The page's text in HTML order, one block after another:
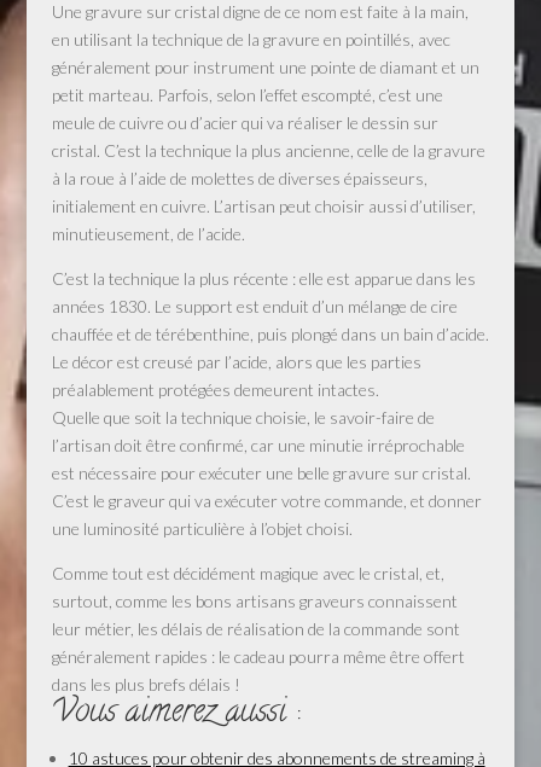
Une gravure sur cristal digne de ce nom est faite à la main,
en utilisant la technique de la gravure en pointillés, avec
généralement pour instrument une pointe de diamant et un
petit marteau. Parfois, selon l’effet escompté, c’est une
meule de cuivre ou d’acier qui va réaliser le dessin sur
cristal. C’est la technique la plus ancienne, celle de la gravure
à la roue à l’aide de molettes de diverses épaisseurs,
initialement en cuivre. L’artisan peut choisir aussi d’utiliser,
minutieusement, de l’acide.
C’est la technique la plus récente : elle est apparue dans les
années 1830. Le support est enduit d’un mélange de cire
chauffée et de térébenthine, puis plongé dans un bain d’acide.
Le décor est creusé par l’acide, alors que les parties
préalablement protégées demeurent intactes.
Quelle que soit la technique choisie, le savoir-faire de
l’artisan doit être confirmé, car une minutie irréprochable
est nécessaire pour exécuter une belle gravure sur cristal.
C’est le graveur qui va exécuter votre commande, et donner
une luminosité particulière à l’objet choisi.
Comme tout est décidément magique avec le cristal, et,
surtout, comme les bons artisans graveurs connaissent
leur métier, les délais de réalisation de la commande sont
généralement rapides : le cadeau pourra même être offert
dans les plus brefs délais !
Vous aimerez aussi :
10 astuces pour obtenir des abonnements de streaming à